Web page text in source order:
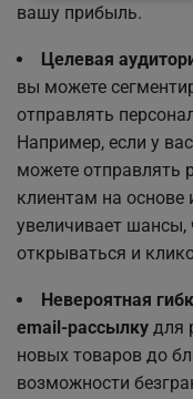
вашу прибыль.
Целевая
вы можете
отправлять
Например, если у
можете отправлять
клиентам на
увеличивает
открываться и
Невероятная
email-рассылку для
новых товаров до
возможности